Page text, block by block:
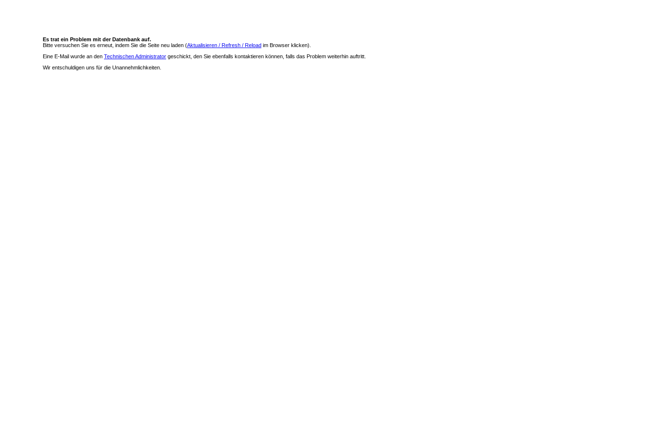
Es trat ein Problem mit der Datenbank auf.
Bitte versuchen Sie es erneut, indem Sie die Seite neu laden (Aktualisieren / Refresh / Reload im Browser klicken).
Eine E-Mail wurde an den Technischen Administrator geschickt, den Sie ebenfalls kontaktieren können, falls das Problem weiterhin auftritt.
Wir entschuldigen uns für die Unannehmlichkeiten.